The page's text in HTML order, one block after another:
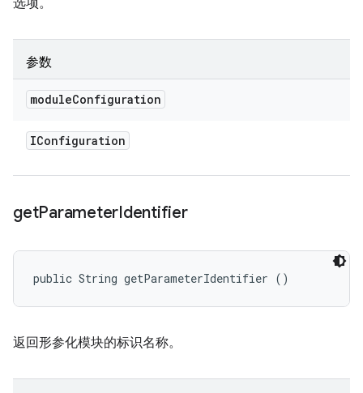
选项。
参数
moduleConfiguration
IConfiguration
getParameterIdentifier
public String getParameterIdentifier ()
返回形参化模块的标识名称。